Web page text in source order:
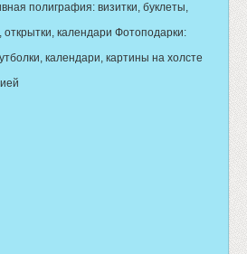
полиграфия: визитки, буклеты,
календари Фотоподарки:
календари, картины на холсте